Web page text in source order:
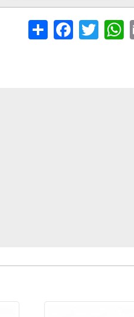
Share FacebookTwitter